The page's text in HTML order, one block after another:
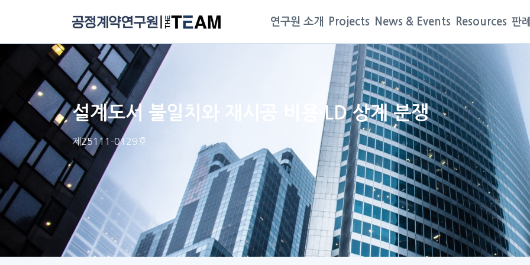
연구원 소개 Projects News & Events Resources 판
설계도서 불일치와 재시공 비용·LD 상계 분쟁
제25111-0129호